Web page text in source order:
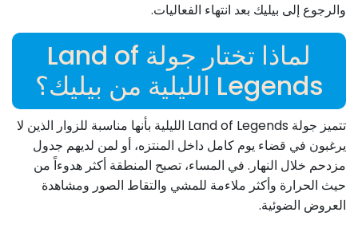
والرجوع إلى بيليك بعد انتهاء الفعاليات.
لماذا تختار جولة Land of
Legends الليلية من بيليك؟
تتميز جولة Land of Legends الليلية بأنها مناسبة للزوار الذين لا
يرغبون في قضاء يوم كامل داخل المنتزه، أو لمن لديهم جدول
مزدحم خلال النهار. في المساء، تصبح المنطقة أكثر هدوءاً من
حيث الحرارة وأكثر ملاءمة للمشي والتقاط الصور ومشاهدة
العروض الضوئية.